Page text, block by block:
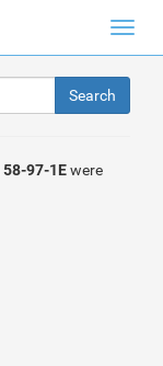
58-97-1Ewere